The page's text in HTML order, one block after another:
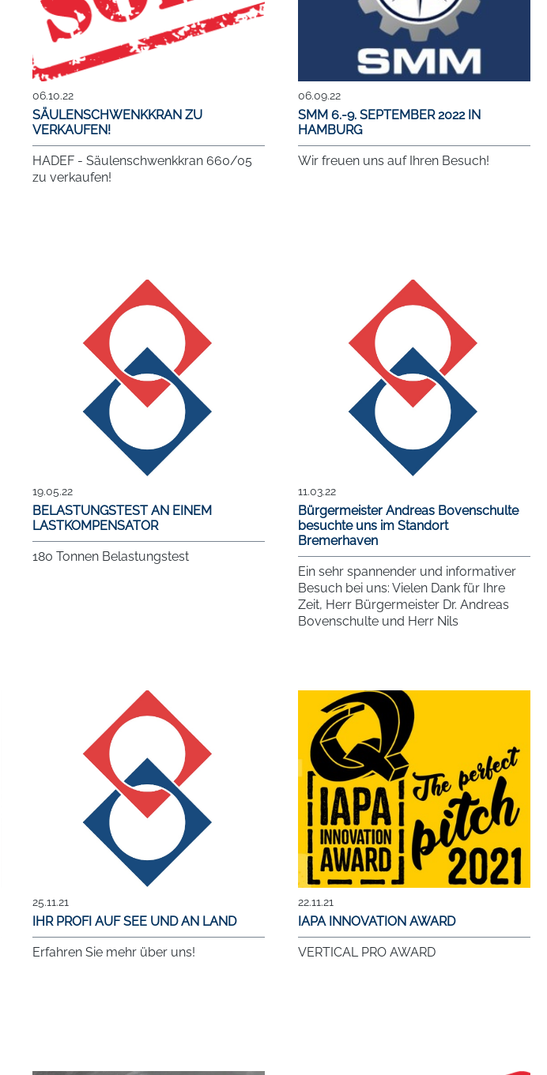
06.10.22
SÄULENSCHWENKKRAN ZU
VERKAUFEN!
HADEF - Säulenschwenkkran 660/05
zu verkaufen!
06.09.22
SMM 6.-9. SEPTEMBER 2022 IN
HAMBURG
Wir freuen uns auf Ihren Besuch!
19.05.22
BELASTUNGSTEST AN EINEM
LASTKOMPENSATOR
180 Tonnen Belastungstest
11.03.22
Bürgermeister Andreas Bovenschulte
besuchte uns im Standort
Bremerhaven
Ein sehr spannender und informativer
Besuch bei uns: Vielen Dank für Ihre
Zeit, Herr Bürgermeister Dr. Andreas
Bovenschulte und Herr Nils
#Industriebetrieb
25.11.21
IHR PROFI AUF SEE UND AN LAND
Erfahren Sie mehr über uns!
22.11.21
IAPA INNOVATION AWARD
VERTICAL PRO AWARD